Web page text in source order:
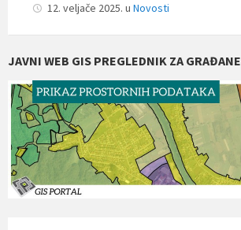
12. veljače 2025. u Novosti
JAVNI WEB GIS PREGLEDNIK ZA GRAĐANE